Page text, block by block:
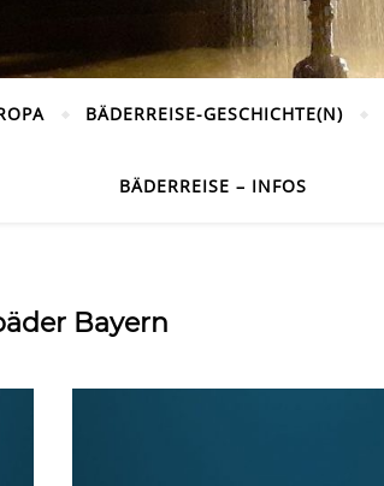
BÄDERREISE-GESCHICHTE(N)
BÄDERREISE – INFOS
Bayern